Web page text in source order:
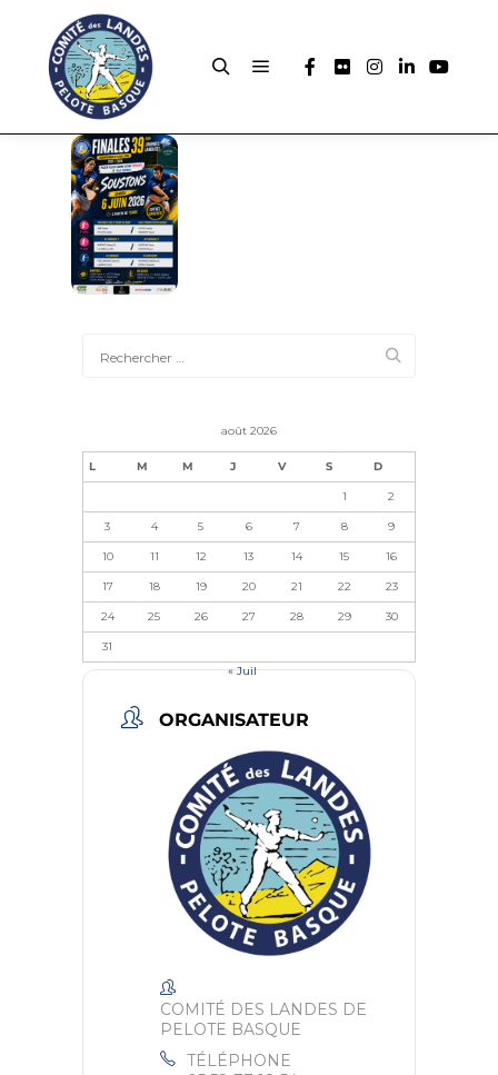
août 2026
L M M J V S D
1 2
3 4 5 6 7 8 9
10 11 12 13 14 15 16
17 18 19 20 21 22 23
24 25 26 27 28 29 30
31
« Juil
ORGANISATEUR
COMITÉ DES LANDES DE
PELOTE BASQUE
TÉLÉPHONE